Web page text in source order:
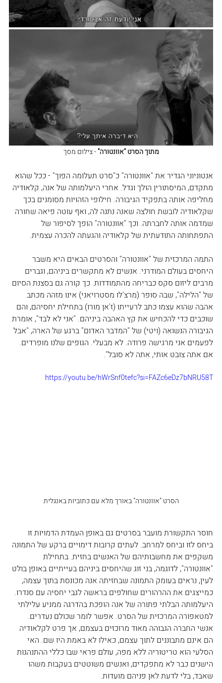
מתוך הסרט "אוונטורה" - צילום מסך
אנטוניוני הגדיר את "אוונטורה" כ"סרט תעלומה הפוך" - ככל שהוא
מתקדם, המיסתורין הולך וגדל. אחרי היעלמותה של אנה, קלאודיה
מחליפה אותה בתפקיד הגיבורה. חילופי הזהויות מסומנים בכך
שקלאודיה לובשת חולצה שאנה נתנה לה, ואף עוטה פיאה שחורה
שמדמה אותה לחברתה. וכך "אוונטורה" הופך לסיפור של
התפתחותה התודעתית של קלאודיה והגעתה להכרה עצמית.
התמה המרכזית של "אוונטורה" והסרטים הבאים היא משבר
היחסים בעולם המודרני. אנשים לא מתקשרים ביניהם, וגברים
מרבים ליזום סקס כבריחה מהתמודדות. כך קורה גם בסצנת הסיום
של "הלילה", שבה סופר (מרצ'לו מסטרויאני) אינו מזהה מכתב
אהבה שהוא עצמו כתב לרעייתו (ז'אן מורו) בתחילת יחסיהם, והם
שוכבים כדי להכחיש את קץ האהבה ביניהם. "אני לא לבד", אומרת
הגיבורה הנשואה (ויטי) של "המדבר האדום" ברגע של הארה, "אבל
לפעמים אני מרגישה פרודה. לא מבעלי. הגופים שלנו מופרדים.
אם אתה צובט אותי, אתה לא סובל".
https://youtu.be/hWrSnf0tefc?si=FAZc6eDz7bNRU58T
הסרט "אוונטורה" באורך מלא עם כתוביות באנגלית
חוסר התקשורת מועבר בסרטים גם באופן העמדת הדמויות זו
ביחס לזו וביחס למרחב. לעתים קרובות דימויים ברקע של התמונה
משקפים את מחשבותיהם של האנשים בחזית. בתחילת
"אוונטורה", לדוגמה, בני זוג שהיחסים ביניהם בעייתיים באופן בולט
לעין, נראים בעומק התמונה שבחזיתה אנה מכונסת בתוך עצמה,
כמייצגים את ההרהורים שחולפים בראשה לגבי יחסיה עם סנדרו.
היעלמותה הבלתי פתורה של אנה הופכת בהדרגה ממניע עלילתי
למטאפורה המרכזית של הסרט. אפשר לומר שכולם נעדרים.
אנשי החברה הגבוהה מאוד מרוכזים בעצמם, אך פרט לקלאודיה
הם אינם מתבוננים לתוך עצמם, כאילו לא באמת היו שם. האי
הסלעי הוא טריטוריה ללא מפה, עולם פראי שבו כללי ההתנהגות
הישנים כבר לא מתפקדים, ואנשים משוטטים בעקבות משהו
שאבד, בלי לדעת לאן פניהם מועדות.